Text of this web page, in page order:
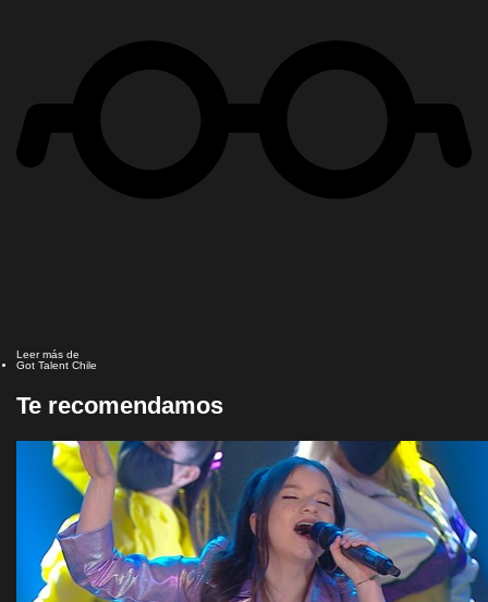
Leer más de
Got Talent Chile
Te recomendamos